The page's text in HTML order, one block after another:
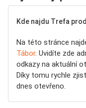
Kde najdu Trefa
Na této stránce
Tábor. Uvidíte zde
odkazy na aktuální
Díky tomu rychle
dnes otevřeno.